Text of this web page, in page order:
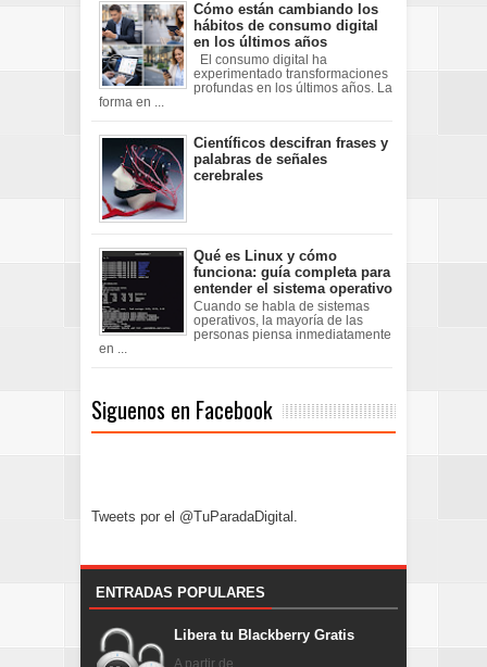
Cómo están cambiando los
hábitos de consumo digital
en los últimos años
El consumo digital ha
experimentado transformaciones
profundas en los últimos años. La
forma en ...
Científicos descifran frases y
palabras de señales
cerebrales
Qué es Linux y cómo
funciona: guía completa para
entender el sistema operativo
Cuando se habla de sistemas
operativos, la mayoría de las
personas piensa inmediatamente
en ...
Siguenos en Facebook
Tweets por el @TuParadaDigital.
ENTRADAS POPULARES
Libera tu Blackberry Gratis
A partir de ...